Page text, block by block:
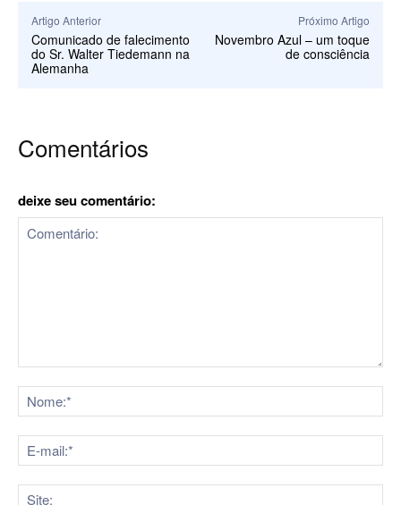
Artigo Anterior
Comunicado de falecimento
do Sr. Walter Tiedemann na
Alemanha
Próximo Artigo
Novembro Azul – um toque
de consciência
Comentários
deixe seu comentário: